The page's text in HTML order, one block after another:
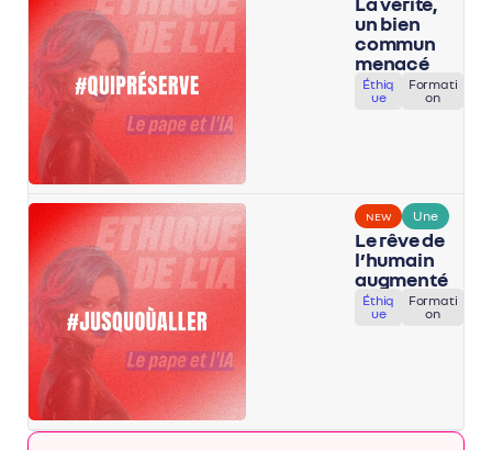
un bien
commun
menacé
Éthiq
ue
Formati
on
NEW Une
Le rêve de
l’humain
augmenté
Éthiq
ue
Formati
on